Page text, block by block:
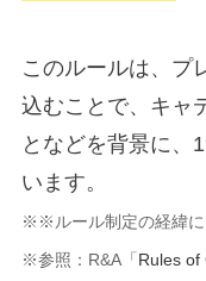
このルールは、プ
込むことで、キャ
となどを背景に、
います。
※※ルール制定の経緯に
※参照：R&A「 Rules of